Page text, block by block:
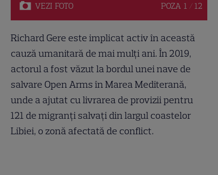
VEZI FOTO POZA 1 / 12
Richard Gere este implicat activ în această
cauză umanitară de mai mulți ani. În 2019,
actorul a fost văzut la bordul unei nave de
salvare Open Arms în Marea Mediterană,
unde a ajutat cu livrarea de provizii pentru
121 de migranți salvați din largul coastelor
Libiei, o zonă afectată de conflict.